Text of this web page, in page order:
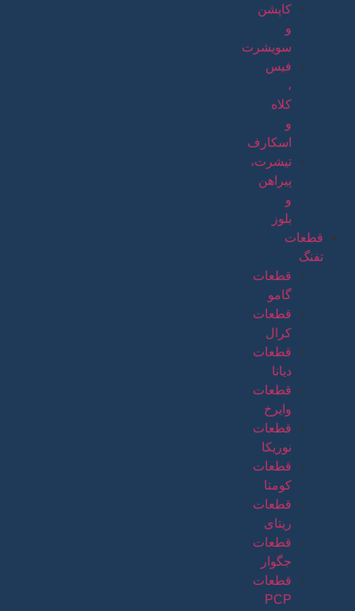
کاپشن
و
سویشرت
فیس
،
کلاه
و
اسکارف
تیشرت،
پیراهن
و
بلوز
قطعات
تفنگ
قطعات
گامو
قطعات
کرال
قطعات
دیانا
قطعات
وایرخ
قطعات
نوریکا
قطعات
کومتا
قطعات
ریتای
قطعات
جگوار
قطعات
PCP